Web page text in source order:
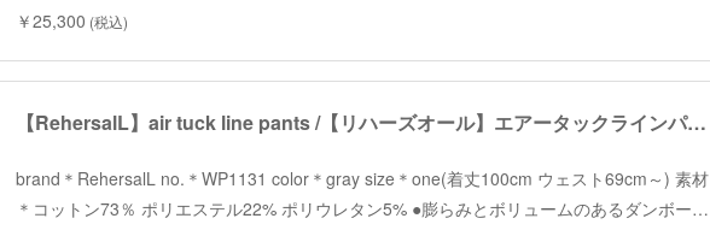
￥25,300 (税込)
【RehersalL】air tuck line pants /【リハーズオール】エアータックラインパンツ
brand＊RehersalL no.＊WP1131 color＊gray size＊one(着丈100cm ウェスト69cm～) 素材
＊コットン73％ ポリエステル22% ポリウレタン5% ●膨らみとボリュームのあるダンボー…